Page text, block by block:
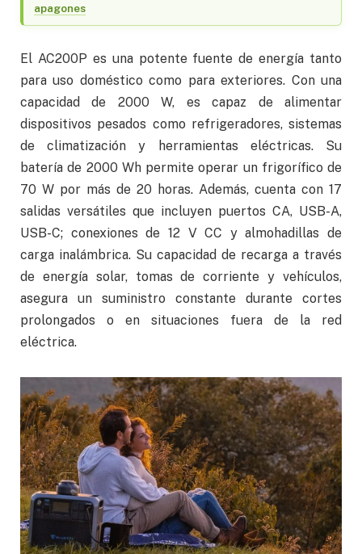
apagones
El AC200P es una potente fuente de energía tanto
para uso doméstico como para exteriores. Con una
capacidad de 2000 W, es capaz de alimentar
dispositivos pesados como refrigeradores, sistemas
de climatización y herramientas eléctricas. Su
batería de 2000 Wh permite operar un frigorífico de
70 W por más de 20 horas. Además, cuenta con 17
salidas versátiles que incluyen puertos CA, USB-A,
USB-C; conexiones de 12 V CC y almohadillas de
carga inalámbrica. Su capacidad de recarga a través
de energía solar, tomas de corriente y vehículos,
asegura un suministro constante durante cortes
prolongados o en situaciones fuera de la red
eléctrica.